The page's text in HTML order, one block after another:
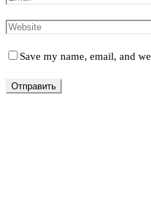
Save my name, email, and